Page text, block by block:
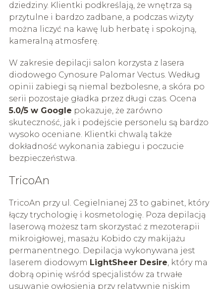
dziedziny. Klientki podkreślają, że wnętrza są
przytulne i bardzo zadbane, a podczas wizyty
można liczyć na kawę lub herbatę i spokojną,
kameralną atmosferę.
W zakresie depilacji salon korzysta z lasera
diodowego Cynosure Palomar Vectus. Według
opinii zabiegi są niemal bezbolesne, a skóra po
serii pozostaje gładka przez długi czas. Ocena
5.0/5 w Google pokazuje, że zarówno
skuteczność, jak i podejście personelu są bardzo
wysoko oceniane. Klientki chwalą także
dokładność wykonania zabiegu i poczucie
bezpieczeństwa.
TricoAn
TricoAn przy ul. Cegielnianej 23 to gabinet, który
łączy trychologię i kosmetologię. Poza depilacją
laserową możesz tam skorzystać z mezoterapii
mikroigłowej, masażu Kobido czy makijażu
permanentnego. Depilacja wykonywana jest
laserem diodowym LightSheer Desire, który ma
dobrą opinię wśród specjalistów za trwałe
usuwanie owłosienia przy relatywnie niskim